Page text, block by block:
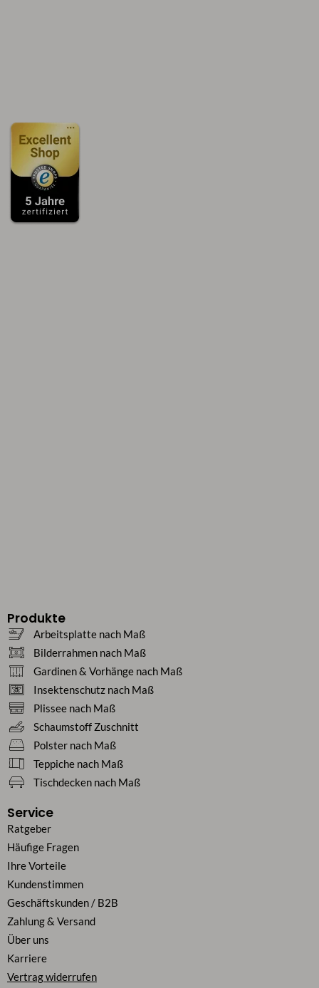
Produkte
Arbeitsplatte nach Maß
Bilderrahmen nach Maß
Gardinen & Vorhänge nach Maß
Insektenschutz nach Maß
Plissee nach Maß
Schaumstoff Zuschnitt
Polster nach Maß
Teppiche nach Maß
Tischdecken nach Maß
Service
Ratgeber
Häufige Fragen
Ihre Vorteile
Kundenstimmen
Geschäftskunden / B2B
Zahlung & Versand
Über uns
Karriere
Vertrag widerrufen